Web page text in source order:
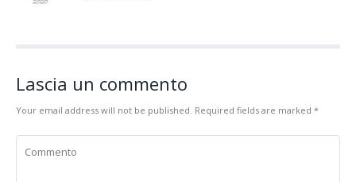
Lascia un commento
Your email address will not be published. Required fields are marked *
Commento